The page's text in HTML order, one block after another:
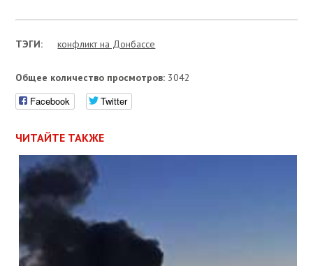
ТЭГИ: конфликт на Донбассе
Общее количество просмотров: 3042
Facebook Twitter
ЧИТАЙТЕ ТАКЖЕ